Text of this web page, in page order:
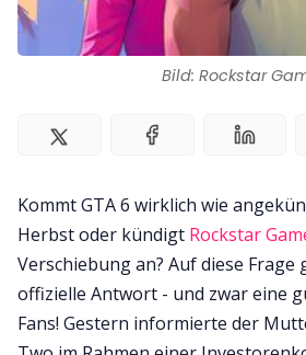
Bild: Rockstar
Kommt GTA 6 wirklich wie
Herbst oder kündigt Rockstar
Verschiebung an? Auf diese Frage
offizielle Antwort - und zwar eine
Fans! Gestern informierte der